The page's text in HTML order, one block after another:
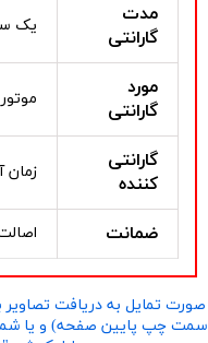
مدت
گارانتی
یک
مورد
گارانتی
موتور
گارانتی
کننده
زمان
ضمانت
تمایل به دریافت تصاویر